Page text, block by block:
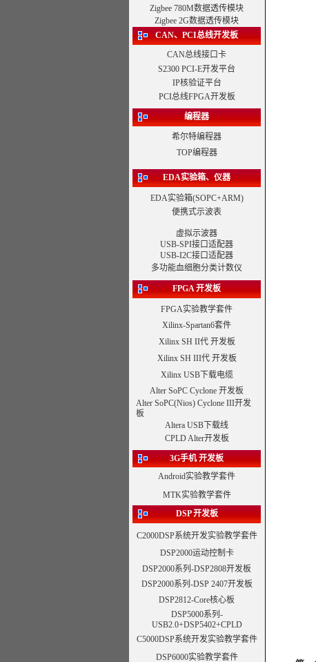
Zigbee 780M数据透传模块
Zigbee 2G数据透传模块
CAN、PCI总线开发板
CAN总线接口卡
S2300 PCI-E开发平台
IP核验证平台
PCI总线FPGA开发板
编程器
希尔特编程器
TOP编程器
EDA实验箱、仪器
EDA实验箱(SOPC+ARM)
便携式示波表
虚拟示波器
USB-SPI接口适配器
USB-I2C接口适配器
多功能血细胞分类计数仪
FPGA 开发板
FPGA实验教学套件
Xilinx-Spartan6套件
Xilinx SH II代 开发板
Xilinx SH III代 开发板
Xilinx USB下载电缆
Alter SoPC Cyclone 开发板
Alter SoPC(Nios) Cyclone III开发
板
Altera USB下载线
CPLD Alter开发板
3G手机 开发板
Android实验教学套件
MTK实验教学套件
DSP开发板
C2000DSP系统开发实验教学套件
DSP2000运动控制卡
DSP2000系列-DSP2808开发板
DSP2000系列-DSP 2407开发板
DSP2812-Core核心板
DSP5000系列-
USB2.0+DSP5402+CPLD
C5000DSP系统开发实验教学套件
DSP6000实验教学套件